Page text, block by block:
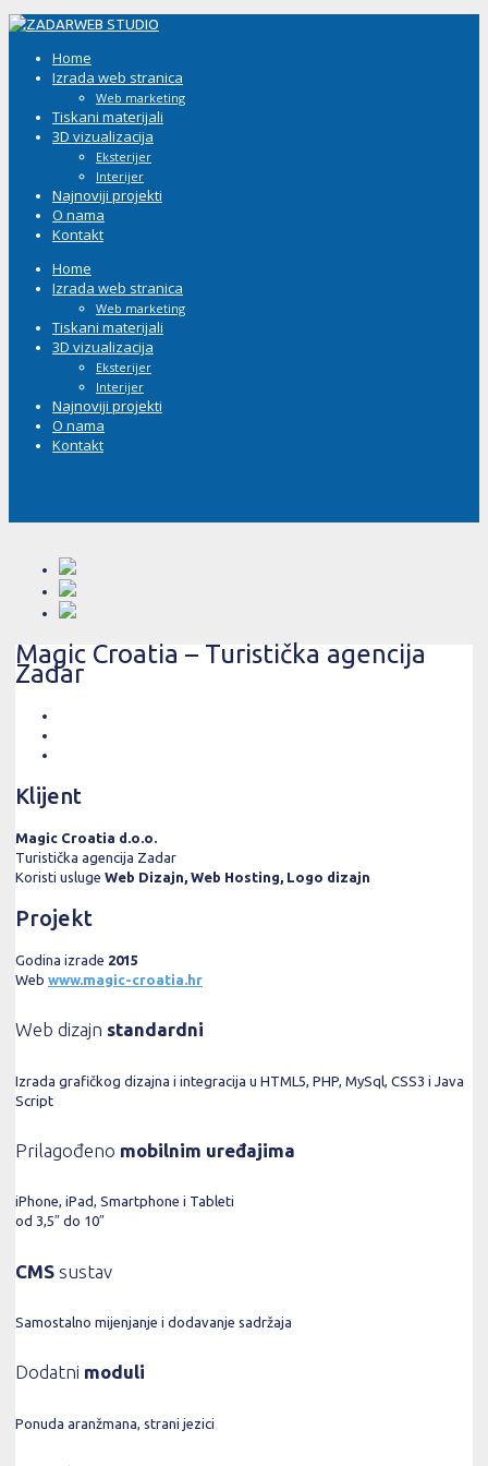
Home
Izrada web stranica
Web marketing
Tiskani materijali
3D vizualizacija
Eksterijer
Interijer
Najnoviji projekti
O nama
Kontakt
Home
Izrada web stranica
Web marketing
Tiskani materijali
3D vizualizacija
Eksterijer
Interijer
Najnoviji projekti
O nama
Kontakt
Magic Croatia – Turistička agencija
Zadar
Klijent
Magic Croatia d.o.o.
Turistička agencija Zadar
Koristi usluge Web Dizajn, Web Hosting, Logo dizajn
Projekt
Godina izrade 2015
Web www.magic-croatia.hr
Web dizajn standardni
Izrada grafičkog dizajna i integracija u HTML5, PHP, MySql, CSS3 i Java
Script
Prilagođeno mobilnim uređajima
iPhone, iPad, Smartphone i Tableti
od 3,5″ do 10″
CMS sustav
Samostalno mijenjanje i dodavanje sadržaja
Dodatni moduli
Ponuda aranžmana, strani jezici